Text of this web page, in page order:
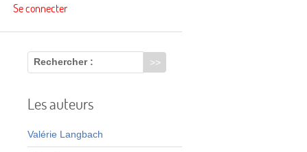
Se connecter
Rechercher :
Les auteurs
Valérie Langbach